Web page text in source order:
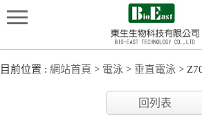
目前位置 : 網站首頁 > 電泳 > 垂直電泳 >
回列表